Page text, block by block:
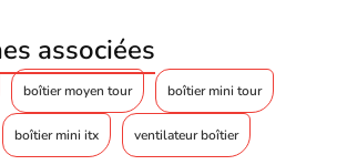
GW
Voir les boîtier pc Kolink
associées
boîtier moyen tour boîtier mini tour
boîtier mini itx ventilateur boîtier